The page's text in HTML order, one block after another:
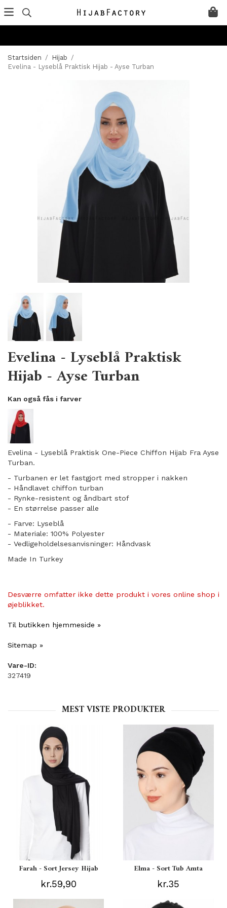
Startsiden / Hijab /
Evelina - Lyseblå Praktisk Hijab - Ayse Turban
Evelina - Lyseblå Praktisk
Hijab - Ayse Turban
Kan også fås i farver
Evelina - Lyseblå Praktisk One-Piece Chiffon Hijab Fra Ayse
Turban.
- Turbanen er let fastgjort med stropper i nakken
- Håndlavet chiffon turban
- Rynke-resistent og åndbart stof
​- En størrelse passer alle
- Farve: Lyseblå
- Materiale: 100% Polyester
- Vedligeholdelsesanvisninger: Håndvask
Made In Turkey
Desværre omfatter ikke dette produkt i vores online shop i
øjeblikket.
Til butikken hjemmeside »
Sitemap »
Vare-ID:
327419
MEST VISTE PRODUKTER
Farah - Sort Jersey Hijab
kr.59,90
Elma - Sort Tub Amta
kr.35